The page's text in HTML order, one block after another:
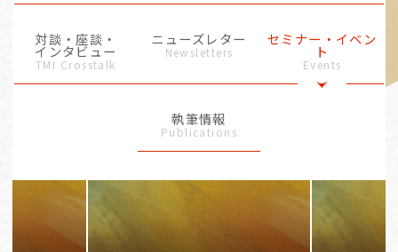
対談・座談・
インタビュー
TMI Crosstalk
ニューズレター
Newsletters
セミナー・イベン
ト
Events
執筆情報
Publications